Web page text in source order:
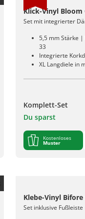
Klick-Vinyl Bloom
Set mit integrierter
5,5 mm Stärke
33
Integrierte
XL Langdiele in
Komplett-Set
Du sparst
Kostenloses
Muster
Klebe-Vinyl Bifore
Set inklusive Fußleiste